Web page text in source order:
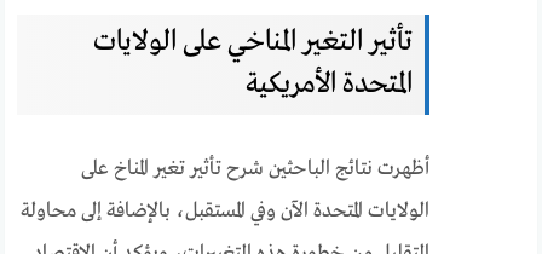
تأثير التغير المناخي على الولايات
المتحدة الأمريكية
أظهرت نتائج الباحثين شرح تأثير تغير المناخ على
الولايات المتحدة الآن وفي المستقبل، بالإضافة إلى محاولة